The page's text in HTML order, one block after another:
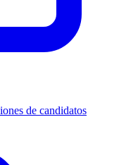
de candidatos